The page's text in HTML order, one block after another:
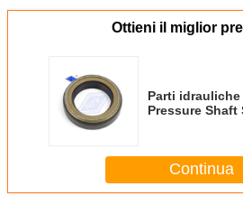
Ottieni il miglior
Parti
Pressure Shaft
Continua